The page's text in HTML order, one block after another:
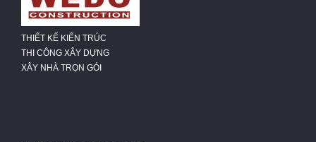
THIẾT KẾ KIẾN TRÚC
THI CÔNG XÂY DỰNG
XÂY NHÀ TRỌN GÓI